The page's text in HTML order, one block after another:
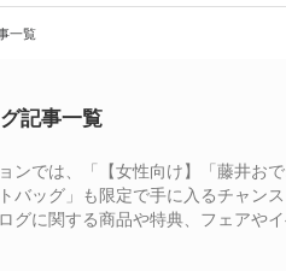
一覧
記事一覧
ンでは、「【女性向け】「藤井お
バッグ」も限定で手に入るチャン
グに関する商品や特典、フェアや